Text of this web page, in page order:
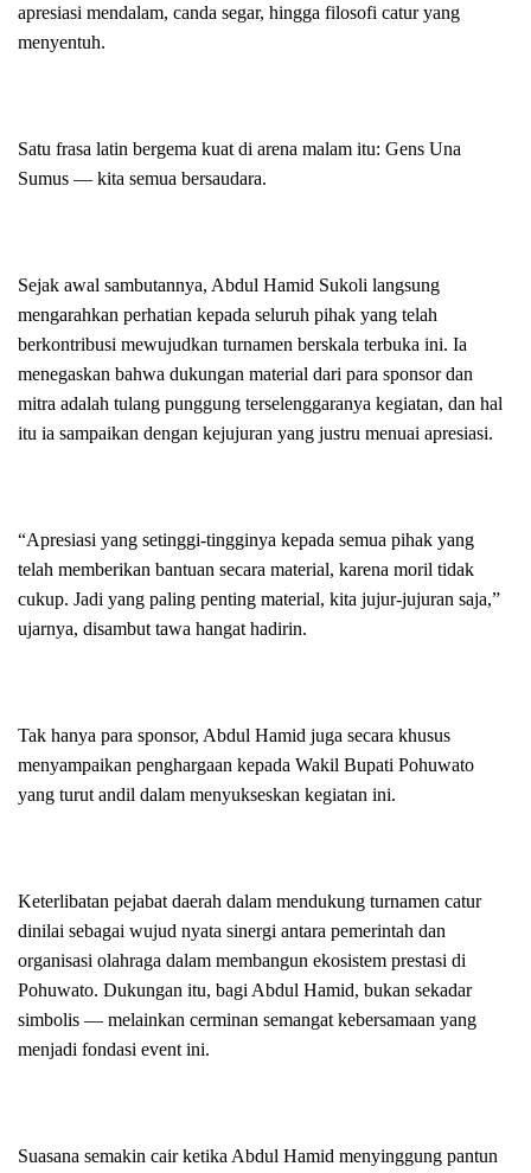
apresiasi mendalam, canda segar, hingga filosofi catur yang
menyentuh.
Satu frasa latin bergema kuat di arena malam itu: Gens Una
Sumus — kita semua bersaudara.
Sejak awal sambutannya, Abdul Hamid Sukoli langsung
mengarahkan perhatian kepada seluruh pihak yang telah
berkontribusi mewujudkan turnamen berskala terbuka ini. Ia
menegaskan bahwa dukungan material dari para sponsor dan
mitra adalah tulang punggung terselenggaranya kegiatan, dan hal
itu ia sampaikan dengan kejujuran yang justru menuai apresiasi.
“Apresiasi yang setinggi-tingginya kepada semua pihak yang
telah memberikan bantuan secara material, karena moril tidak
cukup. Jadi yang paling penting material, kita jujur-jujuran saja,”
ujarnya, disambut tawa hangat hadirin.
Tak hanya para sponsor, Abdul Hamid juga secara khusus
menyampaikan penghargaan kepada Wakil Bupati Pohuwato
yang turut andil dalam menyukseskan kegiatan ini.
Keterlibatan pejabat daerah dalam mendukung turnamen catur
dinilai sebagai wujud nyata sinergi antara pemerintah dan
organisasi olahraga dalam membangun ekosistem prestasi di
Pohuwato. Dukungan itu, bagi Abdul Hamid, bukan sekadar
simbolis — melainkan cerminan semangat kebersamaan yang
menjadi fondasi event ini.
Suasana semakin cair ketika Abdul Hamid menyinggung pantun